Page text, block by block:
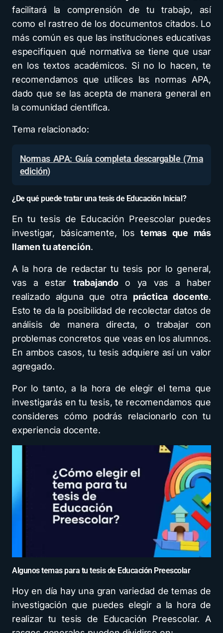
facilitará la comprensión de tu trabajo, así
como el rastreo de los documentos citados. Lo
más común es que las instituciones educativas
especifiquen qué normativa se tiene que usar
en los textos académicos. Si no lo hacen, te
recomendamos que utilices las normas APA,
dado que se las acepta de manera general en
la comunidad científica.
Tema relacionado:
Normas APA: Guía completa descargable (7ma
edición)
¿De qué puede tratar una tesis de Educación Inicial?
En tu tesis de Educación Preescolar puedes
investigar, básicamente, los temas que más
llamen tu atención.
A la hora de redactar tu tesis por lo general,
vas a estar trabajandoo ya vas a haber
realizado alguna que otra práctica docente.
Esto te da la posibilidad de recolectar datos de
análisis de manera directa, o trabajar con
problemas concretos que veas en los alumnos.
En ambos casos, tu tesis adquiere así un valor
agregado.
Por lo tanto, a la hora de elegir el tema que
investigarás en tu tesis, te recomendamos que
consideres cómo podrás relacionarlo con tu
experiencia docente.
Algunos temas para tu tesis de Educación Preescolar
Hoy en día hay una gran variedad de temas de
investigación que puedes elegir a la hora de
realizar tu tesis de Educación Preescolar. A